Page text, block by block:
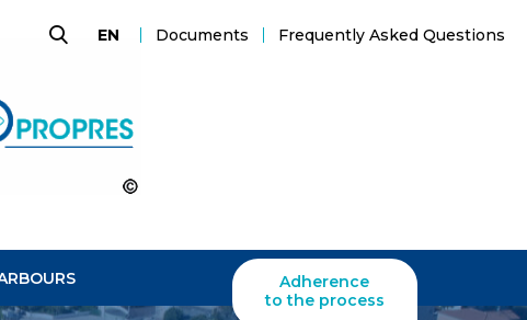
EN Documents Frequently Asked Questions
Adherence
to the process